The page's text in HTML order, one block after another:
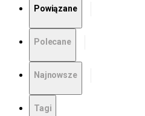
Powiązane
Polecane
Najnowsze
Tagi